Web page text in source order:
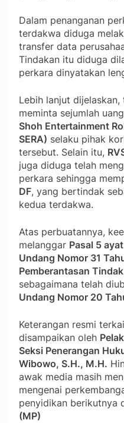
Dalam penanganan
terdakwa diduga
transfer data
Tindakan itu diduga
perkara dinyatakan
Lebih lanjut dijelaskan,
meminta sejumlah
Shoh Entertainment
SERA) selaku pihak
tersebut. Selain itu,
juga diduga telah
perkara sehingga
DF, yang bertindak
kedua terdakwa.
Atas perbuatannya,
melanggar Pasal 5
Undang Nomor 31
Pemberantasan
sebagaimana telah
Undang Nomor 20
Keterangan resmi
disampaikan oleh
Seksi Penerangan
Wibowo, S.H., M.H.
awak media masih
mengenai
penyidikan berikutnya
(MP)